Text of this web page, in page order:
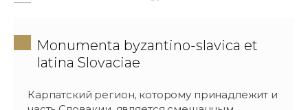
Monumenta byzantino-slavica et
latina Slovaciae
Карпатский регион, которому принадлежит и